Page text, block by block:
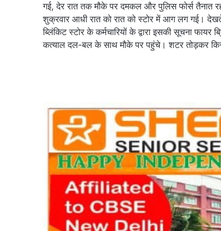
गई, देर रात तक मौके पर दमकल और पुलिस फोर्स तैनात
शुक्रवार आधी रात को रात को स्टोर में आग लग गई।
ब्लिंकिट स्टोर के कर्मचारियों के द्वारा इसकी सूचना
कत्याल दल-बल के साथ मौके पर पहुंचे। शटर तोड़कर